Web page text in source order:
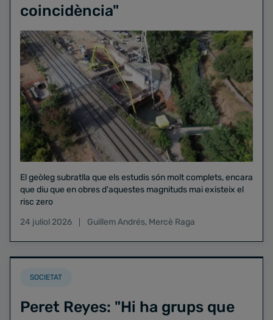
coincidència"
El geòleg subratlla que els estudis són molt complets, encara
que diu que en obres d'aquestes magnituds mai existeix el
risc zero
24 juliol 2026
Guillem Andrés, Mercè Raga
SOCIETAT
Peret Reyes: "Hi ha grups que